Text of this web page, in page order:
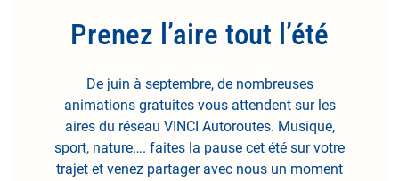
Prenez l’aire tout l’été
De juin à septembre, de nombreuses
animations gratuites vous attendent sur les
aires du réseau VINCI Autoroutes. Musique,
sport, nature…. faites la pause cet été sur votre
trajet et venez partager avec nous un moment